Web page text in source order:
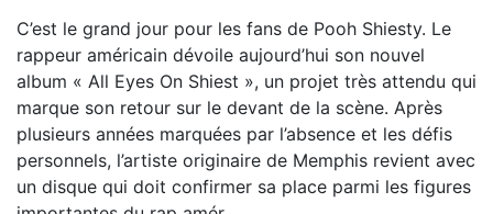
C’est le grand jour pour les fans de Pooh Shiesty. Le
rappeur américain dévoile aujourd’hui son nouvel
album « All Eyes On Shiest », un projet très attendu qui
marque son retour sur le devant de la scène. Après
plusieurs années marquées par l’absence et les défis
personnels, l’artiste originaire de Memphis revient avec
un disque qui doit confirmer sa place parmi les figures